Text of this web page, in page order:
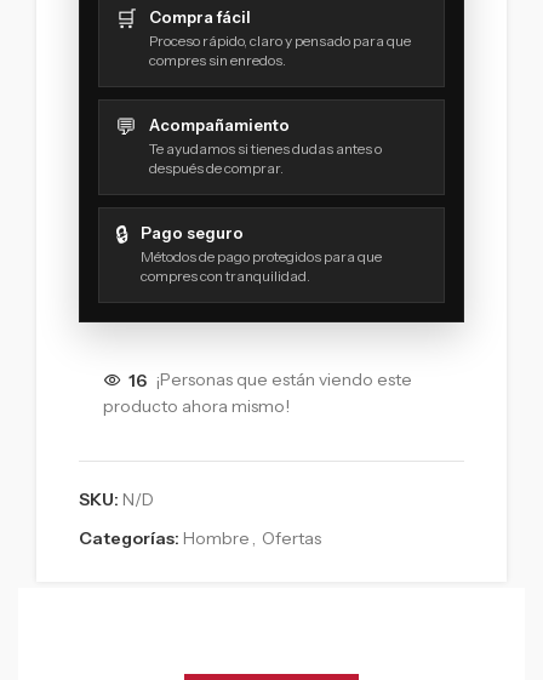
🛒 Compra fácil
Proceso rápido, claro y pensado para que
compres sin enredos.
💬 Acompañamiento
Te ayudamos si tienes dudas antes o
después de comprar.
🔒 Pago seguro
Métodos de pago protegidos para que
compres con tranquilidad.
16 ¡Personas que están viendo este
producto ahora mismo!
SKU: N/D
Categorías: Hombre , Ofertas